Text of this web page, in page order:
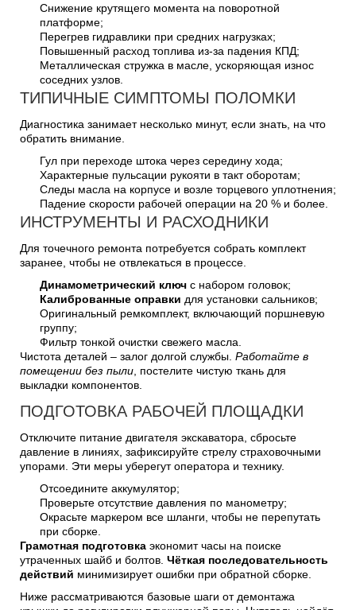
Снижение крутящего момента на поворотной
платформе;
Перегрев гидравлики при средних нагрузках;
Повышенный расход топлива из-за падения КПД;
Металлическая стружка в масле, ускоряющая износ
соседних узлов.
ТИПИЧНЫЕ СИМПТОМЫ ПОЛОМКИ
Диагностика занимает несколько минут, если знать, на что
обратить внимание.
Гул при переходе штока через середину хода;
Характерные пульсации рукояти в такт оборотам;
Следы масла на корпусе и возле торцевого уплотнения;
Падение скорости рабочей операции на 20 % и более.
ИНСТРУМЕНТЫ И РАСХОДНИКИ
Для точечного ремонта потребуется собрать комплект
заранее, чтобы не отвлекаться в процессе.
Динамометрический ключ с набором головок;
Калиброванные оправки для установки сальников;
Оригинальный ремкомплект, включающий поршневую
группу;
Фильтр тонкой очистки свежего масла.
Чистота деталей – залог долгой службы. Работайте в
помещении без пыли , постелите чистую ткань для
выкладки компонентов.
ПОДГОТОВКА РАБОЧЕЙ ПЛОЩАДКИ
Отключите питание двигателя экскаватора, сбросьте
давление в линиях, зафиксируйте стрелу страховочными
упорами. Эти меры уберегут оператора и технику.
Отсоедините аккумулятор;
Проверьте отсутствие давления по манометру;
Окрасьте маркером все шланги, чтобы не перепутать
при сборке.
Грамотная подготовка экономит часы на поиске
утраченных шайб и болтов. Чёткая последовательность
действий минимизирует ошибки при обратной сборке.
Ниже рассматриваются базовые шаги от демонтажа